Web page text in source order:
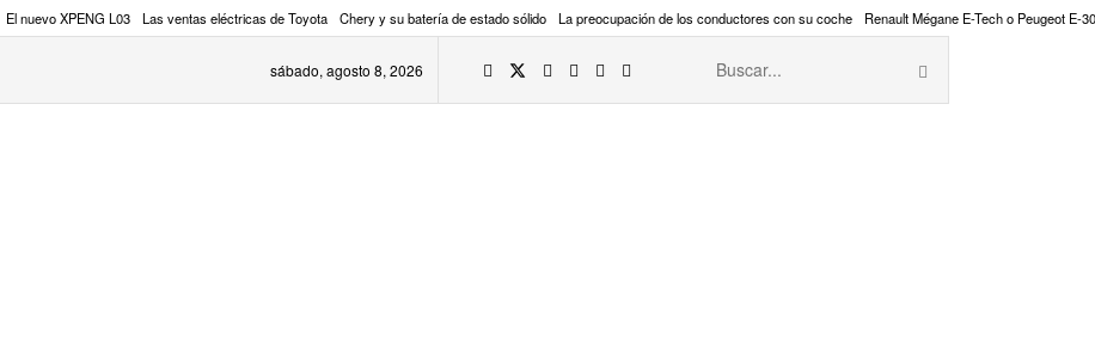
El nuevo XPENG L03 Las ventas eléctricas de Toyota Chery y su batería de estado sólido La preocupación de los conductores con su coche Renault Mégane E-Tech o Peugeot E-
sábado, agosto 8, 2026